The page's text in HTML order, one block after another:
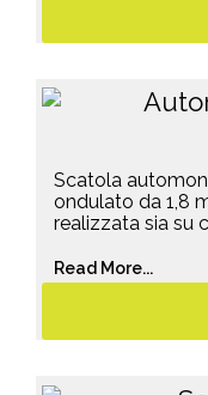
Scatola
ondulato da 1,8
realizzata sia su
Read More...